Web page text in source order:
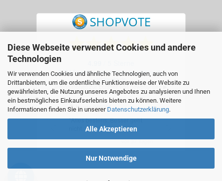
Diese Webseite verwendet Cookies und andere
Technologien
Wir verwenden Cookies und ähnliche Technologien, auch von
Drittanbietern, um die ordentliche Funktionsweise der Website zu
gewährleisten, die Nutzung unseres Angebotes zu analysieren und Ihnen
ein bestmögliches Einkaufserlebnis bieten zu können. Weitere
Informationen finden Sie in unserer Datenschutzerklärung.
Alle Akzeptieren
Nur Notwendige